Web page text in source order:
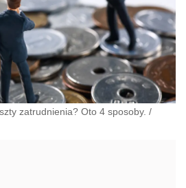
zatrudnienia? Oto 4 sposoby. /